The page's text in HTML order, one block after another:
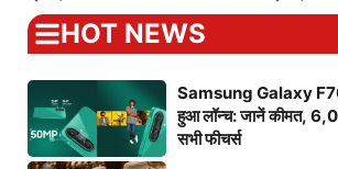
HOT NEWS
Samsung Galaxy
हुआ लॉन्च: जानें कीमत,
सभी फीचर्स